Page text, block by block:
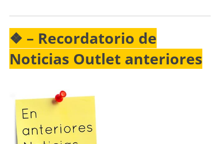
❖ – Recordatorio de
Noticias Outlet anteriores